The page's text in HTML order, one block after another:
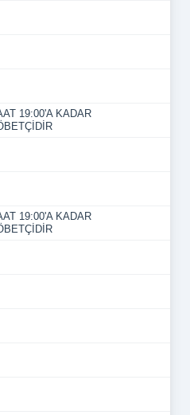
19:00'A KADAR
19:00'A KADAR